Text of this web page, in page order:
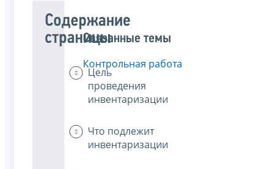
Содержание
страницы
Цель
проведения
инвентаризации
Что подлежит
инвентаризации
Связанные темы
Контрольная работа